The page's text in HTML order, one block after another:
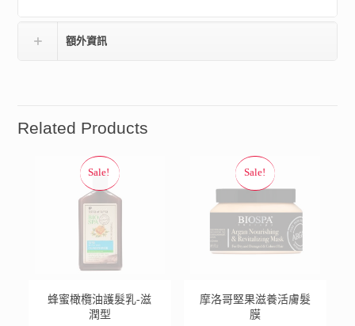
額外資訊
Related Products
蜂蜜橄欖油護髮乳-滋
潤型
摩洛哥堅果滋養活膚髮
膜